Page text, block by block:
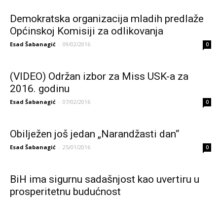
Demokratska organizacija mladih predlaže
Općinskoj Komisiji za odlikovanja
Esad Šabanagić - 09/02/2016 0
(VIDEO) Održan izbor za Miss USK-a za
2016. godinu
Esad Šabanagić - 07/02/2016 0
Obilježen još jedan „Narandžasti dan“
Esad Šabanagić - 25/01/2016 0
BiH ima sigurnu sadašnjost kao uvertiru u
prosperitetnu budućnost